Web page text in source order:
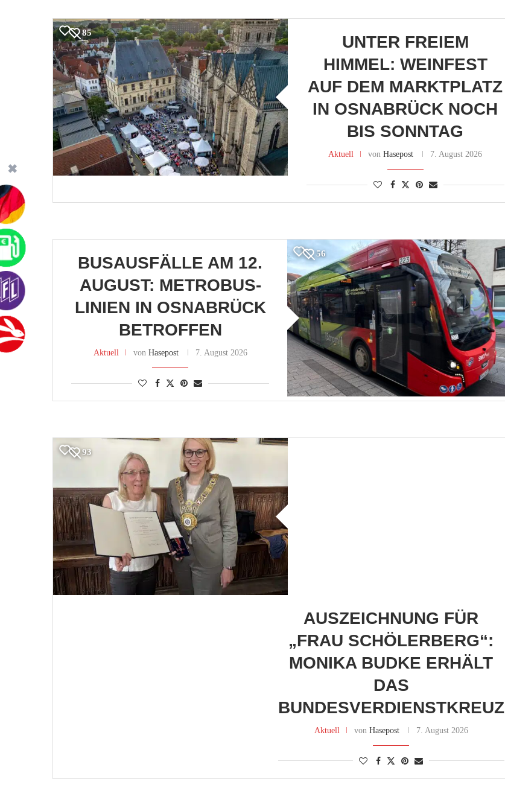
85
UNTER FREIEM
HIMMEL: WEINFEST
AUF DEM MARKTPLATZ
IN OSNABRÜCK NOCH
BIS SONNTAG
Aktuell vonHasepost 7. August 2026
56
BUSAUSFÄLLE AM 12.
AUGUST: METROBUS-
LINIEN IN OSNABRÜCK
BETROFFEN
Aktuell von Hasepost 7. August 2026
93
AUSZEICHNUNG FÜR
„FRAU SCHÖLERBERG“:
MONIKA BUDKE ERHÄLT
DAS
BUNDESVERDIENSTKREUZ
Aktuell von Hasepost 7. August 2026
✖